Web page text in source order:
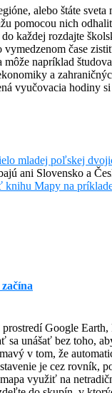
alebo štáte
pomocou nich
každej rozdajte
čase
môže napríklad
a
vyučovacia hodiny
mladej poľskej
ani Slovensko a
knihu Mapy na
Google
sa unášať bez toho,
v tom, že
je cez rovník,
využiť na